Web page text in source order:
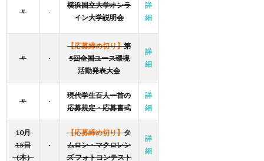
〃
横浜国立大学オンラ
イン大学説明会
詳
細
〃
【応募締め切り】第
5回全国ユース環境
活動発表大会
詳
細
〃
現代学生百人一首の
応募規定・応募書式
詳
細
10月
15日
（木）
【応募締め切り】タ
ムロン・マクロレン
ズ フォトコンテスト
詳
細